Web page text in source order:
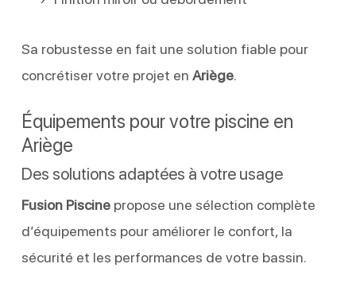
Sa robustesse en fait une solution fiable pour
concrétiser votre projet en Ariège.
Équipements pour votre piscine en
Ariège
Des solutions adaptées à votre usage
Fusion Piscinepropose une sélection complète
d’équipements pour améliorer le confort, la
sécurité et les performances de votre bassin.